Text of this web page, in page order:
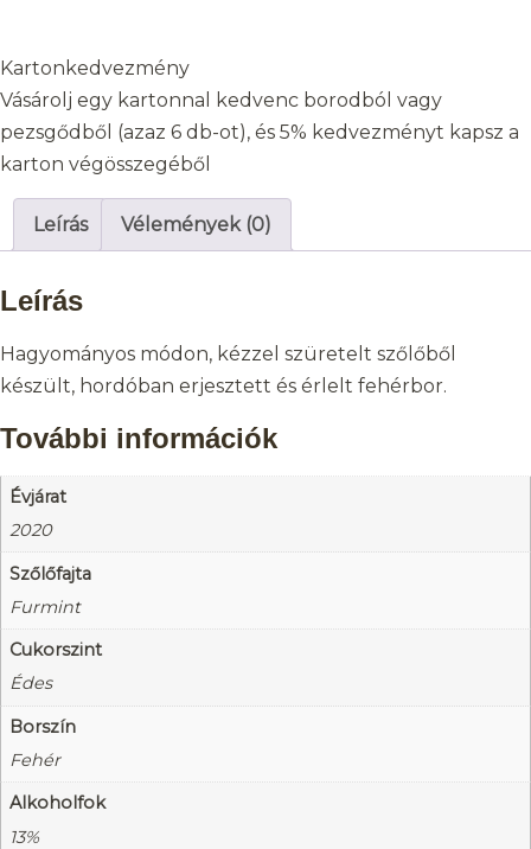
Kartonkedvezmény
Vásárolj egy kartonnal kedvenc borodból vagy
pezsgődből (azaz 6 db-ot), és 5% kedvezményt kapsz a
karton végösszegéből
Leírás Vélemények (0)
Leírás
Hagyományos módon, kézzel szüretelt szőlőből
készült, hordóban erjesztett és érlelt fehérbor.
További információk
Évjárat
2020
Szőlőfajta
Furmint
Cukorszint
Édes
Borszín
Fehér
Alkoholfok
13%